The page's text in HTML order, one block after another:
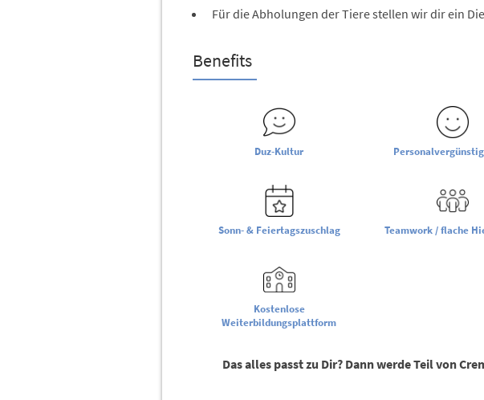
Für die Abholungen der Tiere stellen wir dir ein
Benefits
Duz-Kultur
Sonn- & Feiertagszuschlag Teamwork / flache
Kostenlose
Weiterbildungsplattform
Das alles passt zu Dir? Dann werde Teil von